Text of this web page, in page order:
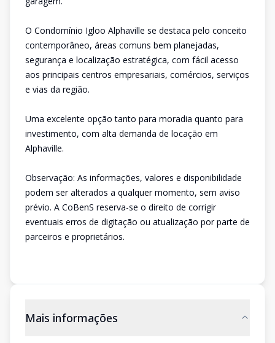
O Condomínio Igloo Alphaville se destaca pelo conceito
contemporâneo, áreas comuns bem planejadas,
segurança e localização estratégica, com fácil acesso
aos principais centros empresariais, comércios, serviços
e vias da região.
Uma excelente opção tanto para moradia quanto para
investimento, com alta demanda de locação em
Alphaville.
Observação: As informações, valores e disponibilidade
podem ser alterados a qualquer momento, sem aviso
prévio. A CoBenS reserva-se o direito de corrigir
eventuais erros de digitação ou atualização por parte de
parceiros e proprietários.
Mais informações